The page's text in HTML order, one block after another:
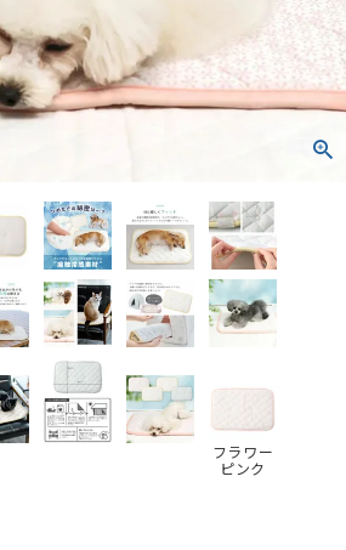
フラワー
ピンク